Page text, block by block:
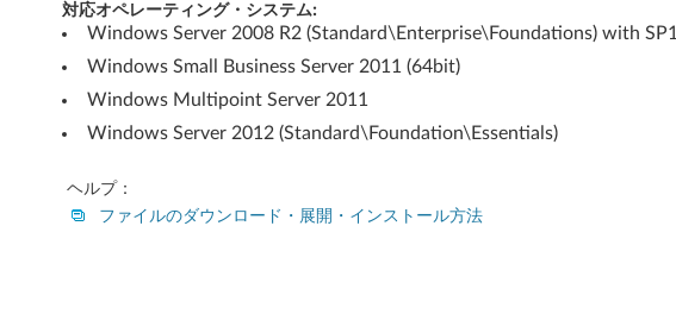
o
w
s
e
対応オペレーティング・システム:
Windows Server 2008 R2 (Standard\Enterprise\Foundations) with SP1
Windows Small Business Server 2011 (64bit)
Windows Multipoint Server 2011
Windows Server 2012 (Standard\Foundation\Essentials)
ヘルプ：
ファイルのダウンロード・展開・インストール方法